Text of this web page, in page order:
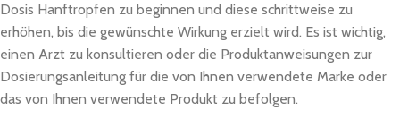
Dosis Hanftropfen zu beginnen und diese schrittweise zu
erhöhen, bis die gewünschte Wirkung erzielt wird. Es ist wichtig,
einen Arzt zu konsultieren oder die Produktanweisungen zur
Dosierungsanleitung für die von Ihnen verwendete Marke oder
das von Ihnen verwendete Produkt zu befolgen.